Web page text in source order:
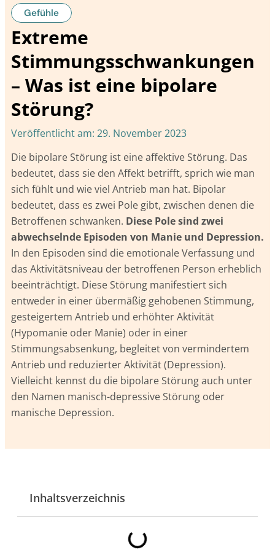
Gefühle
Extreme
Stimmungsschwankungen
– Was ist eine bipolare
Störung?
Veröffentlicht am: 29. November 2023
Die bipolare Störung ist eine affektive Störung. Das
bedeutet, dass sie den Affekt betrifft, sprich wie man
sich fühlt und wie viel Antrieb man hat. Bipolar
bedeutet, dass es zwei Pole gibt, zwischen denen die
Betroffenen schwanken. Diese Pole sind zwei
abwechselnde Episoden von Manie und Depression.
In den Episoden sind die emotionale Verfassung und
das Aktivitätsniveau der betroffenen Person erheblich
beeinträchtigt. Diese Störung manifestiert sich
entweder in einer übermäßig gehobenen Stimmung,
gesteigertem Antrieb und erhöhter Aktivität
(Hypomanie oder Manie) oder in einer
Stimmungsabsenkung, begleitet von vermindertem
Antrieb und reduzierter Aktivität (Depression).
Vielleicht kennst du die bipolare Störung auch unter
den Namen manisch-depressive Störung oder
manische Depression.
Inhaltsverzeichnis